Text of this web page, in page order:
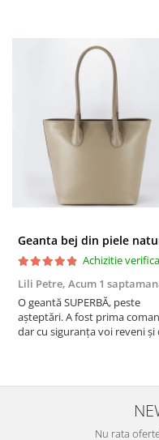
Achizitie
Lili Petre, Acum 1
O geantă SUPERBĂ, peste
așteptări. A fost prima
dar cu siguranța voi reveni și
doua zi). RECOMAND
Nu rata